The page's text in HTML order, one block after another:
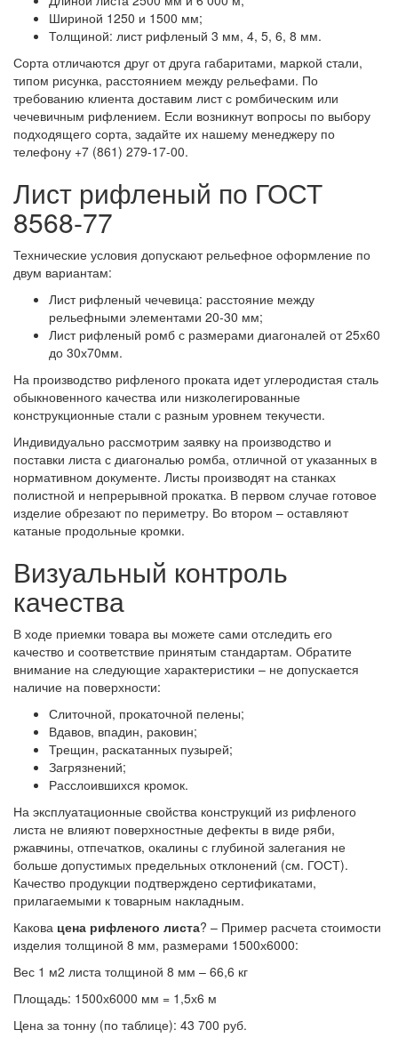
Шириной 1250 и 1500 мм;
Толщиной: лист рифленый 3 мм, 4, 5, 6, 8 мм.
Сорта отличаются друг от друга габаритами, маркой стали,
типом рисунка, расстоянием между рельефами. По
требованию клиента доставим лист с ромбическим или
чечевичным рифлением. Если возникнут вопросы по выбору
подходящего сорта, задайте их нашему менеджеру по
телефону +7 (861) 279-17-00.
Лист рифленый по ГОСТ
8568-77
Технические условия допускают рельефное оформление по
двум вариантам:
Лист рифленый чечевица: расстояние между
рельефными элементами 20-30 мм;
Лист рифленый ромб с размерами диагоналей от 25х60
до 30х70мм.
На производство рифленого проката идет углеродистая сталь
обыкновенного качества или низколегированные
конструкционные стали с разным уровнем текучести.
Индивидуально рассмотрим заявку на производство и
поставки листа с диагональю ромба, отличной от указанных в
нормативном документе. Листы производят на станках
полистной и непрерывной прокатка. В первом случае готовое
изделие обрезают по периметру. Во втором – оставляют
катаные продольные кромки.
Визуальный контроль
качества
В ходе приемки товара вы можете сами отследить его
качество и соответствие принятым стандартам. Обратите
внимание на следующие характеристики – не допускается
наличие на поверхности:
Слиточной, прокаточной пелены;
Вдавов, впадин, раковин;
Трещин, раскатанных пузырей;
Загрязнений;
Расслоившихся кромок.
На эксплуатационные свойства конструкций из рифленого
листа не влияют поверхностные дефекты в виде ряби,
ржавчины, отпечатков, окалины с глубиной залегания не
больше допустимых предельных отклонений (см. ГОСТ).
Качество продукции подтверждено сертификатами,
прилагаемыми к товарным накладным.
Какова цена рифленого листа? – Пример расчета стоимости
изделия толщиной 8 мм, размерами 1500х6000:
Вес 1 м2 листа толщиной 8 мм – 66,6 кг
Площадь: 1500х6000 мм = 1,5х6 м
Цена за тонну (по таблице): 43 700 руб.